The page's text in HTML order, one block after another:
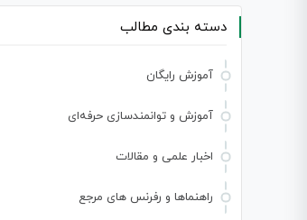
دسته بندی مطالب
آموزش رایگان
آموزش و توانمندسازی حرفه‌ای
اخبار علمی و مقالات
راهنماها و رفرنس های مرجع